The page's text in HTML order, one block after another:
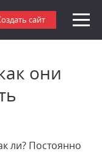
сайт
они
ли? Постоянно